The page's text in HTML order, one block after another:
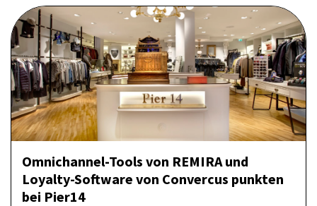
Omnichannel-Tools von REMIRA und
Loyalty-Software von Convercus punkten
bei Pier14